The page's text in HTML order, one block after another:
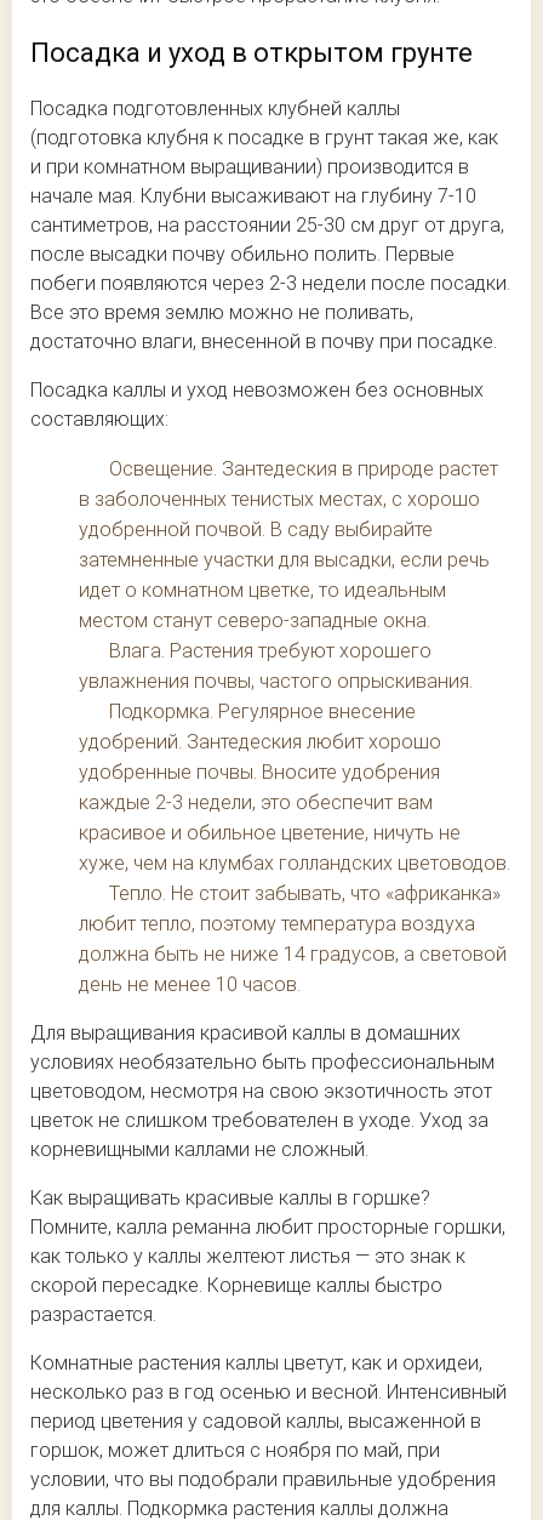
Посадка и уход в открытом грунте
Посадка подготовленных клубней каллы
(подготовка клубня к посадке в грунт такая же, как
и при комнатном выращивании) производится в
начале мая. Клубни высаживают на глубину 7-10
сантиметров, на расстоянии 25-30 см друг от друга,
после высадки почву обильно полить. Первые
побеги появляются через 2-3 недели после посадки.
Все это время землю можно не поливать,
достаточно влаги, внесенной в почву при посадке.
Посадка каллы и уход невозможен без основных
составляющих:
Освещение. Зантедеския в природе растет
в заболоченных тенистых местах, с хорошо
удобренной почвой. В саду выбирайте
затемненные участки для высадки, если речь
идет о комнатном цветке, то идеальным
местом станут северо-западные окна.
Влага. Растения требуют хорошего
увлажнения почвы, частого опрыскивания.
Подкормка. Регулярное внесение
удобрений. Зантедеския любит хорошо
удобренные почвы. Вносите удобрения
каждые 2-3 недели, это обеспечит вам
красивое и обильное цветение, ничуть не
хуже, чем на клумбах голландских цветоводов.
Тепло. Не стоит забывать, что «африканка»
любит тепло, поэтому температура воздуха
должна быть не ниже 14 градусов, а световой
день не менее 10 часов.
Для выращивания красивой каллы в домашних
условиях необязательно быть профессиональным
цветоводом, несмотря на свою экзотичность этот
цветок не слишком требователен в уходе. Уход за
корневищными каллами не сложный.
Как выращивать красивые каллы в горшке?
Помните, калла реманна любит просторные горшки,
как только у каллы желтеют листья — это знак к
скорой пересадке. Корневище каллы быстро
разрастается.
Комнатные растения каллы цветут, как и орхидеи,
несколько раз в год осенью и весной. Интенсивный
период цветения у садовой каллы, высаженной в
горшок, может длиться с ноября по май, при
условии, что вы подобрали правильные удобрения
для каллы. Подкормка растения каллы должна